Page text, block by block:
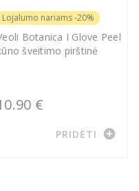
Lojalumo nariams -20%
Botanica I Glove Peel
šveitimo pirštinė
€
PRIDĖTI add_circle